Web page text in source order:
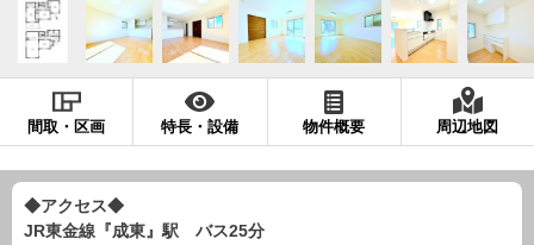
間取・区画 特長・設備 物件概要 周辺地図
◆アクセス◆
JR東金線『成東』駅 バス25分
現地販売会情報
松戸支店 成田支店 木更津支店
東京支店
神奈川支店
沖縄支店
千葉本店 松戸支店
神奈川支店
沖縄支店